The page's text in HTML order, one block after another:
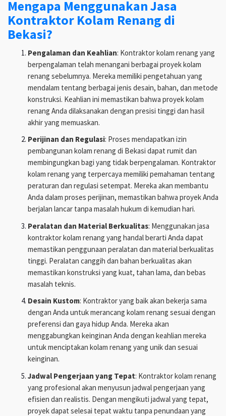
Mengapa Menggunakan Jasa
Kontraktor Kolam Renang di
Bekasi?
Pengalaman dan Keahlian: Kontraktor kolam renang yang
berpengalaman telah menangani berbagai proyek kolam
renang sebelumnya. Mereka memiliki pengetahuan yang
mendalam tentang berbagai jenis desain, bahan, dan metode
konstruksi. Keahlian ini memastikan bahwa proyek kolam
renang Anda dilaksanakan dengan presisi tinggi dan hasil
akhir yang memuaskan.
Perijinan dan Regulasi: Proses mendapatkan izin
pembangunan kolam renang di Bekasi dapat rumit dan
membingungkan bagi yang tidak berpengalaman. Kontraktor
kolam renang yang terpercaya memiliki pemahaman tentang
peraturan dan regulasi setempat. Mereka akan membantu
Anda dalam proses perijinan, memastikan bahwa proyek Anda
berjalan lancar tanpa masalah hukum di kemudian hari.
Peralatan dan Material Berkualitas: Menggunakan jasa
kontraktor kolam renang yang handal berarti Anda dapat
memastikan penggunaan peralatan dan material berkualitas
tinggi. Peralatan canggih dan bahan berkualitas akan
memastikan konstruksi yang kuat, tahan lama, dan bebas
masalah teknis.
Desain Kustom: Kontraktor yang baik akan bekerja sama
dengan Anda untuk merancang kolam renang sesuai dengan
preferensi dan gaya hidup Anda. Mereka akan
menggabungkan keinginan Anda dengan keahlian mereka
untuk menciptakan kolam renang yang unik dan sesuai
keinginan.
Jadwal Pengerjaan yang Tepat: Kontraktor kolam renang
yang profesional akan menyusun jadwal pengerjaan yang
efisien dan realistis. Dengan mengikuti jadwal yang tepat,
proyek dapat selesai tepat waktu tanpa penundaan yang